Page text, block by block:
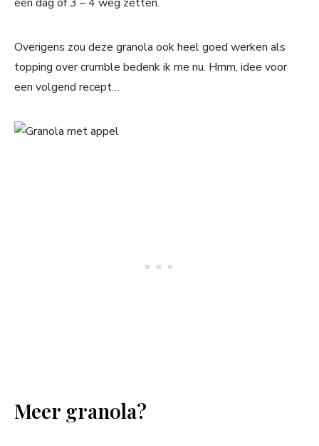
Overigens zou deze granola ook heel goed werken als
topping over crumble bedenk ik me nu. Hmm, idee voor
een volgend recept…
Meer granola?